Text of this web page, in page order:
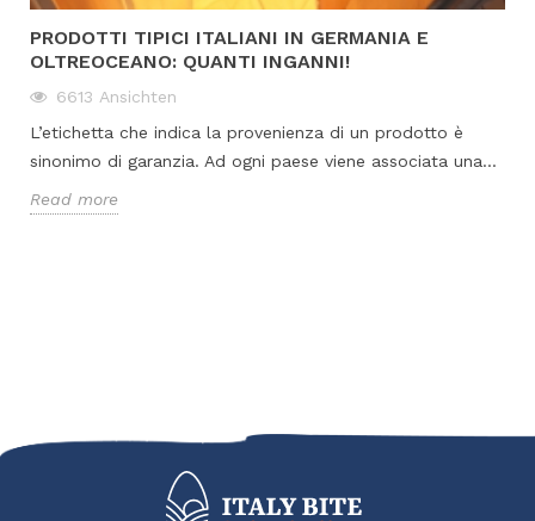
PRODOTTI TIPICI ITALIANI IN GERMANIA E
OLTREOCEANO: QUANTI INGANNI!
6613 Ansichten
L’etichetta che indica la provenienza di un prodotto è
sinonimo di garanzia. Ad ogni paese viene associata una...
Read more